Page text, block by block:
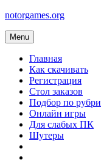
Skip
content
notorgames.org
Menu
Главная
Как скачивать
Регистрация
Стол заказов
Подбор по
Онлайн игры
Для слабых ПК
Шутеры